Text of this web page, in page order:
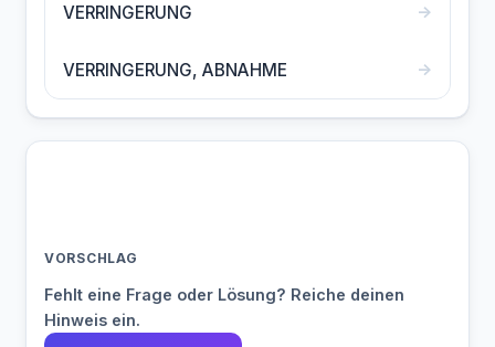
VERRINGERUNG →
VERRINGERUNG, ABNAHME →
VORSCHLAG
Fehlt eine Frage oder Lösung? Reiche deinen
Hinweis ein.